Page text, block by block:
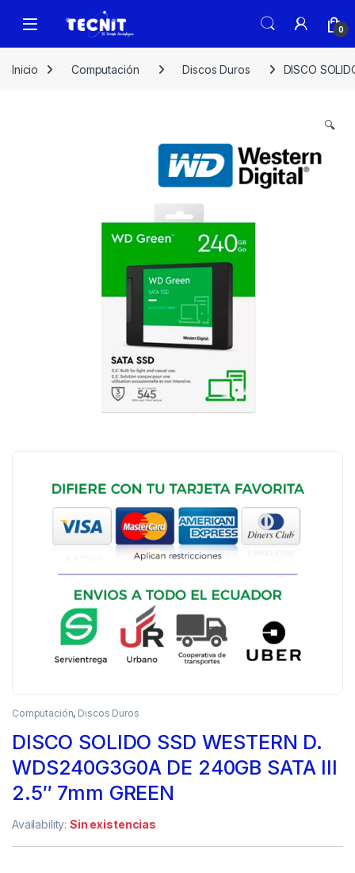
0
Inicio Computación Discos Duros DISCO
🔍
Computación, Discos Duros
DISCO SOLIDO SSD WESTERN D.
WDS240G3G0A DE 240GB SATA III
2.5″ 7mm GREEN
Availability:Sin existencias